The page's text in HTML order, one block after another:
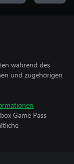
während des
und zugehörigen
Game Pass